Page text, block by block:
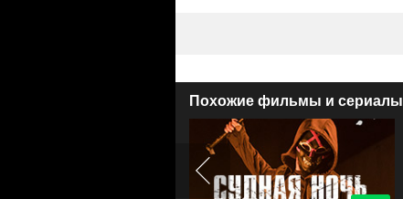
Похожие фильмы и сериалы